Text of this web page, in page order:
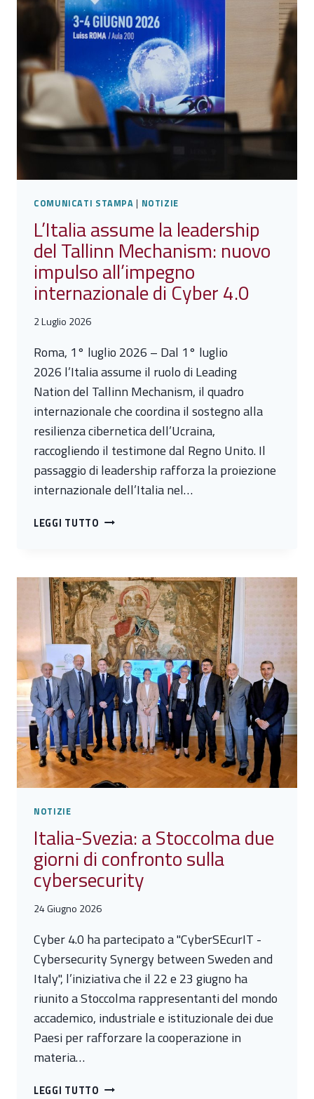
COMUNICATI STAMPA | NOTIZIE
L’Italia assume la leadership
del Tallinn Mechanism: nuovo
impulso all’impegno
internazionale di Cyber 4.0
2 Luglio 2026
Roma, 1° luglio 2026 – Dal 1° luglio
2026 l’Italia assume il ruolo di Leading
Nation del Tallinn Mechanism, il quadro
internazionale che coordina il sostegno alla
resilienza cibernetica dell’Ucraina,
raccogliendo il testimone dal Regno Unito. Il
passaggio di leadership rafforza la proiezione
internazionale dell’Italia nel…
LEGGI TUTTO L’ITALIA
DEL
TALLINN
MECHANISM:
NUOVO
IMPULSO
ALL’IMPEGNO
INTERNAZIONALE
DI
CYBER
4.0
NOTIZIE
Italia-Svezia: a Stoccolma due
giorni di confronto sulla
cybersecurity
24 Giugno 2026
Cyber 4.0 ha partecipato a "CyberSEcurIT -
Cybersecurity Synergy between Sweden and
Italy", l’iniziativa che il 22 e 23 giugno ha
riunito a Stoccolma rappresentanti del mondo
accademico, industriale e istituzionale dei due
Paesi per rafforzare la cooperazione in
materia…
LEGGI TUTTO ITALIA-